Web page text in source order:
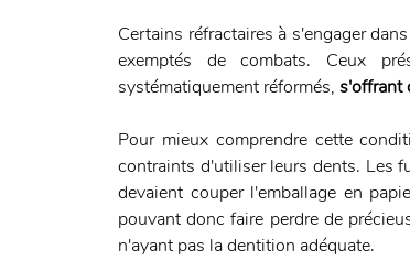
Certains réfractaires à s'engager
exemptés de combats. Ceux
systématiquement réformés, s'offrant
Pour mieux comprendre cette
contraints d'utiliser leurs dents. Les
devaient couper l'emballage en
pouvant donc faire perdre de
n'ayant pas la dentition adéquate.